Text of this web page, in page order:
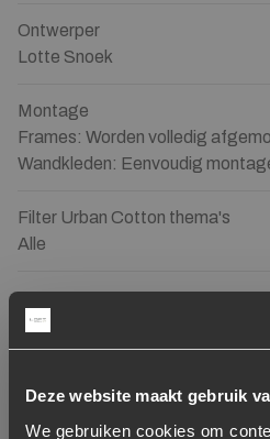
Deze website maakt gebruik
We gebruiken cookies om
Ontwerper
Lotte Snoek
Montage
Frames: Worden volledig
Wandkleden: Eenvoudig
Filter Urban Cotton thema's
Alle
Toevoegen aan verlanglijstje
Verwijderen van verlanglijst